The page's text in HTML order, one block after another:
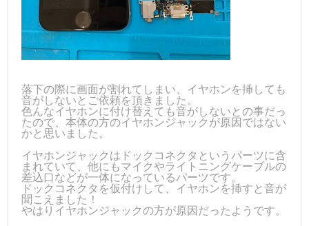
落下の際に画面が割れてしまい、イヤホンを挿しても
音がしないとご依頼を頂きました。
色んなイヤホンに付け替えても音がしないとの事だっ
たので、本体の方のイヤホンジャックが原因ではない
かと思いました。
イヤホンジャックはドックコネクタというパーツに含
まれていて、他にもマイクやライトニングケーブルの
差込口などが一体になっているパーツです。
ドックコネクタを仮付けして、イヤホンを挿すと音が
聞こえました！
やはりイヤホンジャックの方が原因だったようです。